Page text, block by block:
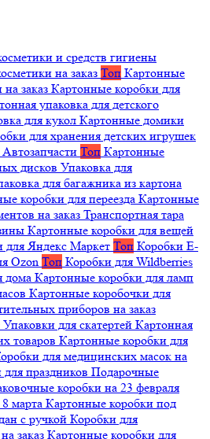
и средств гигиены
на заказ Топ Картонные
заказ Картонные коробки для
упаковка для детского
для кукол Картонные домики
для хранения детских игрушек
Автозапчасти Топ Картонные
дисков Упаковка для
для багажника из картона
коробки для переезда Картонные
на заказ Транспортная тара
Картонные коробки для вещей
для Яндекс Маркет Топ Коробки E-
Ozon Топ Коробки для Wildberries
дома Картонные коробки для ламп
Картонные коробочки для
приборов на заказ
Упаковки для скатертей Картонная
товаров Картонные коробки для
для медицинских масок на
праздников Подарочные
коробки на 23 февраля
марта Картонные коробки под
с ручкой Коробки для
заказ Картонные коробки для